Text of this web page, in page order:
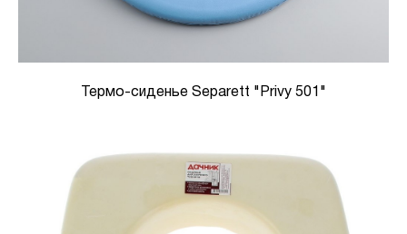
Термо-сиденье Separett "Privy 501"